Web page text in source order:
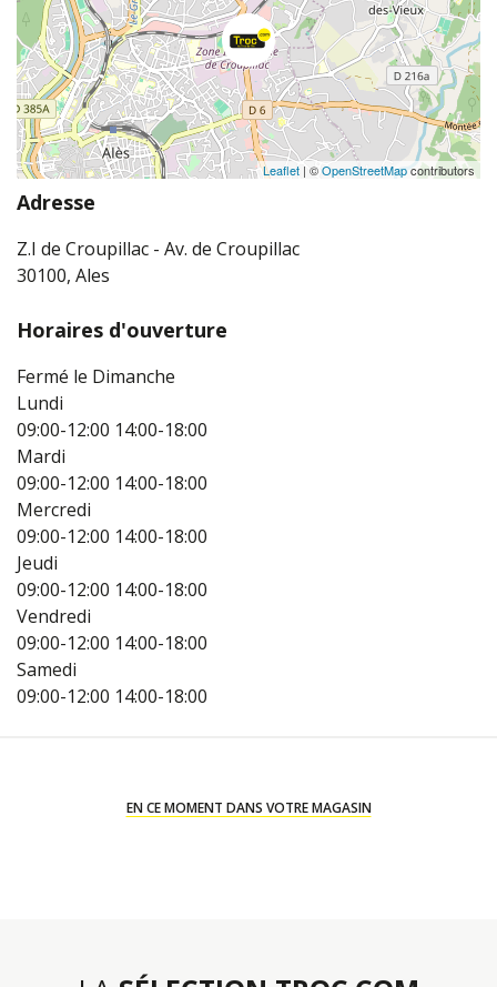
Leaflet | ©OpenStreetMapcontributors
Adresse
Z.I de Croupillac - Av. de Croupillac
30100, Ales
Horaires d'ouverture
Fermé le Dimanche
Lundi
09:00-12:00 14:00-18:00
Mardi
09:00-12:00 14:00-18:00
Mercredi
09:00-12:00 14:00-18:00
Jeudi
09:00-12:00 14:00-18:00
Vendredi
09:00-12:00 14:00-18:00
Samedi
09:00-12:00 14:00-18:00
EN CE MOMENT DANS VOTRE MAGASIN